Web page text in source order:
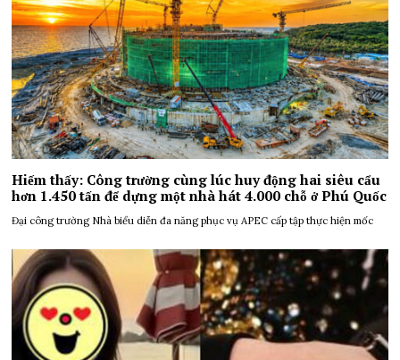
Hiếm thấy: Công trường cùng lúc huy động hai siêu cẩu
hơn 1.450 tấn để dựng một nhà hát 4.000 chỗ ở Phú Quốc
Đại công trường Nhà biểu diễn đa năng phục vụ APEC cấp tập thực hiện mốc